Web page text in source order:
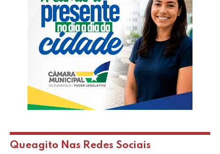
Queagito Nas Redes Sociais